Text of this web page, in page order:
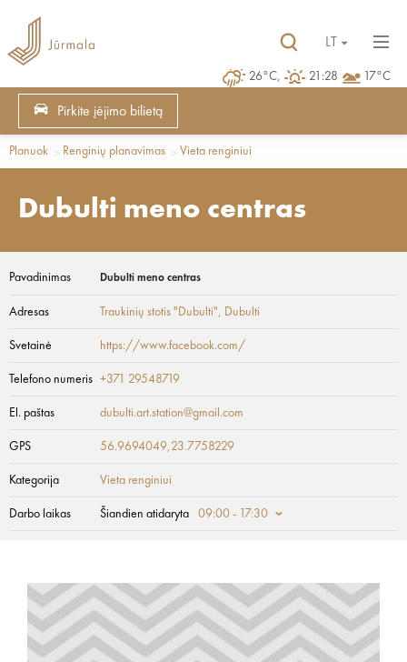
26°C, 21:28 17°C
LT
Pirkite įėjimo bilietą
Planuok Renginių planavimas Vieta renginiui
Dubulti meno centras
Pavadinimas Dubulti meno centras
Adresas Traukinių stotis "Dubulti", Dubulti
Svetainė https://www.facebook.com/
Telefono numeris +371 29548719
El. paštas dubulti.art.station@gmail.com
GPS 56.9694049,23.7758229
Kategorija Vieta renginiui
Darbo laikas Šiandien atidaryta 09:00 - 17:30